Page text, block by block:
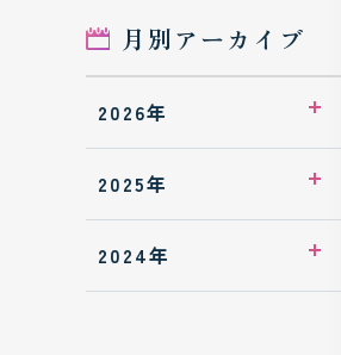
月別アーカイブ
2026年
2026年7月
2026年3月
2025年
2025年12月
2024年